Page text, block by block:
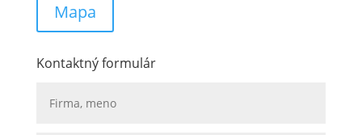
Mapa
Kontaktný formulár